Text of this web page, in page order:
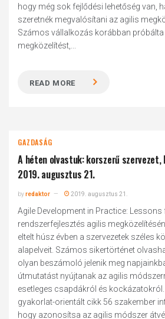
hogy még sok fejlődési lehetőség van,
szeretnék megvalósítani az agilis
Számos vállalkozás korábban
megközelítést,...
READ MORE
GAZDASÁG
A héten olvastuk: korszerű szervezet,
2019. augusztus 21.
byredaktor 2019. augusztus 21.
Agile Development in Practice:
rendszerfejlesztés agilis
eltelt húsz évben a szervezetek széles
alapelveit. Számos sikertörténet
olyan beszámoló jelenik meg
útmutatást nyújtanak az agilis
esetleges csapdákról és kockázatokról.
gyakorlat-orientált cikk 56 szakember
hogy azonosítsa az agilis módszer